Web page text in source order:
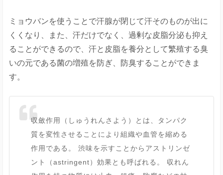
ミョウバンを使うことで汗腺が閉じて汗そのものが出に
くくなり、また、汗だけでなく、過剰な皮脂分泌も抑え
ることができるので、汗と皮脂を養分として繁殖する臭
いの元である菌の増殖を防ぎ、防臭することができま
す。
収斂作用（しゅうれんさよう）とは、タンパク
質を変性させることにより組織や血管を縮める
作用である。 渋味を示すことからアストリンゼ
ント（astringent）効果とも呼ばれる。 収れん